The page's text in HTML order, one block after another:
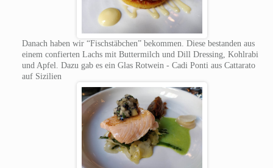
Danach haben wir “Fischstäbchen” bekommen. Diese bestanden aus
einem confierten Lachs mit Buttermilch und Dill Dressing, Kohlrabi
und Apfel. Dazu gab es ein Glas Rotwein - Cadi Ponti aus Cattarato
auf Sizilien